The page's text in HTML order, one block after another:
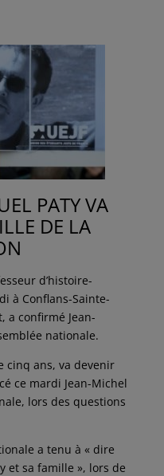
PATY VA
DE LA
d’histoire-
à Conflans-Sainte-
a confirmé Jean-
nationale.
cinq ans, va devenir
ce mardi Jean-Michel
lors des questions
a tenu à « dire
et sa famille », lors de